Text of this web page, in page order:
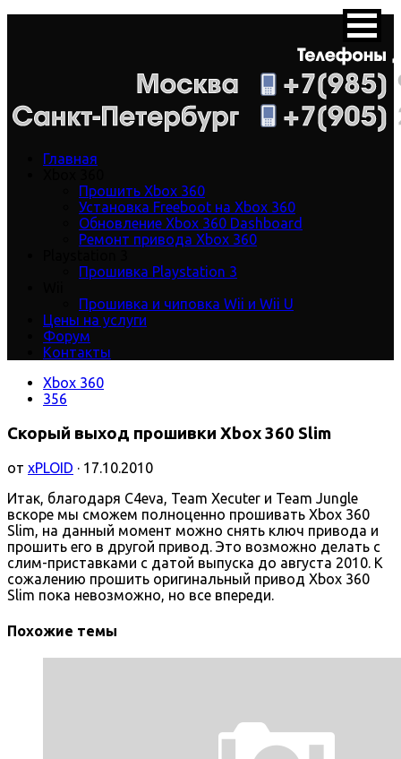
Главная
Прошить Xbox 360
Установка Freeboot на Xbox 360
Обновление Xbox 360 Dashboard
Ремонт привода Xbox 360
Прошивка Playstation 3
Прошивка и чиповка Wii и Wii U
Цены на услуги
Форум
Контакты
Xbox 360
356
Скорый выход прошивки Xbox 360 Slim
от xPLOID · 17.10.2010
Итак, благодаря C4eva, Team Xecuter и Team Jungle
вскоре мы сможем полноценно прошивать Xbox 360
Slim, на данный момент можно снять ключ привода и
прошить его в другой привод. Это возможно делать с
слим-приставками с датой выпуска до августа 2010. К
сожалению прошить оригинальный привод Xbox 360
Slim пока невозможно, но все впереди.
Похожие темы